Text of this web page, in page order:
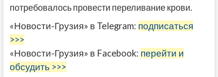
потребовалось провести переливание крови.
«Новости-Грузия» в Telegram: подписаться
>>>
«Новости-Грузия» в Facebook: перейти и
обсудить >>>